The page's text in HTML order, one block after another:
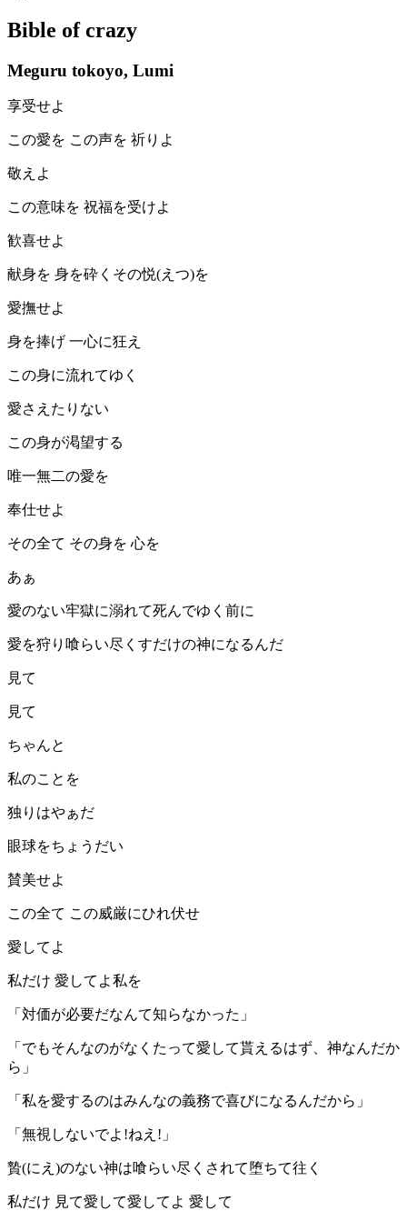
Bible of crazy
Meguru tokoyo, Lumi
享受せよ
この愛を この声を 祈りよ
敬えよ
この意味を 祝福を受けよ
歓喜せよ
献身を 身を砕くその悦(えつ)を
愛撫せよ
身を捧げ 一心に狂え
この身に流れてゆく
愛さえたりない
この身が渇望する
唯一無二の愛を
奉仕せよ
その全て その身を 心を
あぁ
愛のない牢獄に溺れて死んでゆく前に
愛を狩り喰らい尽くすだけの神になるんだ
見て
見て
ちゃんと
私のことを
独りはやぁだ
眼球をちょうだい
賛美せよ
この全て この威厳にひれ伏せ
愛してよ
私だけ 愛してよ私を
「対価が必要だなんて知らなかった」
「でもそんなのがなくたって愛して貰えるはず、神なんだか
ら」
「私を愛するのはみんなの義務で喜びになるんだから」
「無視しないでよ!ねえ!」
贄(にえ)のない神は喰らい尽くされて堕ちて往く
私だけ 見て愛して愛してよ 愛して